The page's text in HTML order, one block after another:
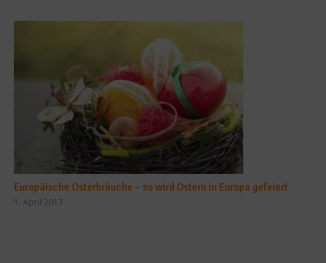
Europäische Osterbräuche – so wird Ostern in Europa gefeiert
1. April 2017